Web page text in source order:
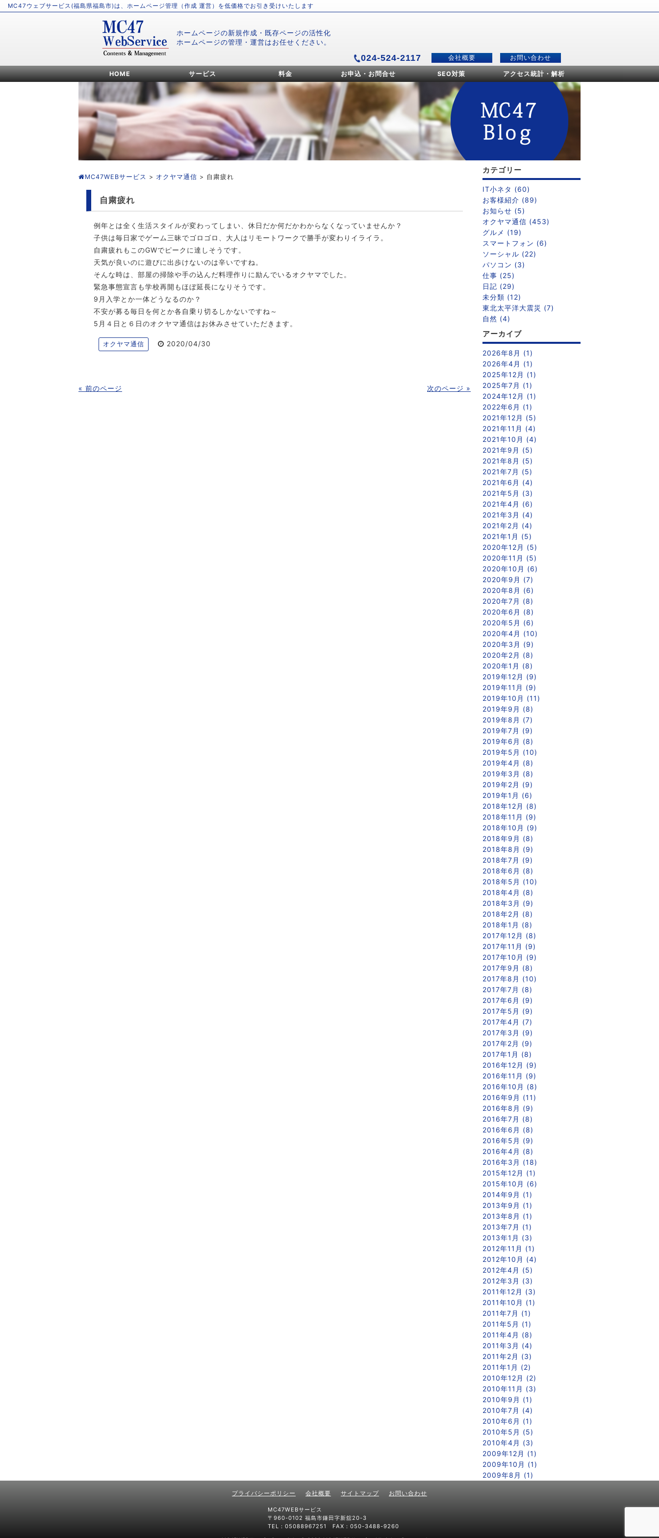
MC47ウェブサービス(福島県福島市)は、ホームページ管理（作成 運営）を低価格でお引き受けいたします
ホームページの新規作成・既存ページの活性化
ホームページの管理・運営はお任せください。
024-524-2117 会社概要 お問い合わせ
HOME サービス 料金 お申込・お問合せ SEO対策 アクセス統計・解析
MC47WEBサービス > オクヤマ通信 > 自粛疲れ
自粛疲れ
例年とは全く生活スタイルが変わってしまい、休日だか何だかわからなくなっていませんか？
子供は毎日家でゲーム三昧でゴロゴロ、大人はリモートワークで勝手が変わりイライラ。
自粛疲れもこのGWでピークに達しそうです。
天気が良いのに遊びに出歩けないのは辛いですね。
そんな時は、部屋の掃除や手の込んだ料理作りに励んでいるオクヤマでした。
緊急事態宣言も学校再開もほぼ延長になりそうです。
9月入学とか一体どうなるのか？
不安が募る毎日を何とか各自乗り切るしかないですね～
5月４日と６日のオクヤマ通信はお休みさせていただきます。
オクヤマ通信 2020/04/30
« 前のページ 次のページ »
カテゴリー
IT小ネタ (60)
お客様紹介 (89)
お知らせ (5)
オクヤマ通信 (453)
グルメ (19)
スマートフォン (6)
ソーシャル (22)
パソコン (3)
仕事 (25)
日記 (29)
未分類 (12)
東北太平洋大震災 (7)
自然 (4)
アーカイブ
2026年8月 (1)
2026年4月 (1)
2025年12月 (1)
2025年7月 (1)
2024年12月 (1)
2022年6月 (1)
2021年12月 (5)
2021年11月 (4)
2021年10月 (4)
2021年9月 (5)
2021年8月 (5)
2021年7月 (5)
2021年6月 (4)
2021年5月 (3)
2021年4月 (6)
2021年3月 (4)
2021年2月 (4)
2021年1月 (5)
2020年12月 (5)
2020年11月 (5)
2020年10月 (6)
2020年9月 (7)
2020年8月 (6)
2020年7月 (8)
2020年6月 (8)
2020年5月 (6)
2020年4月 (10)
2020年3月 (9)
2020年2月 (8)
2020年1月 (8)
2019年12月 (9)
2019年11月 (9)
2019年10月 (11)
2019年9月 (8)
2019年8月 (7)
2019年7月 (9)
2019年6月 (8)
2019年5月 (10)
2019年4月 (8)
2019年3月 (8)
2019年2月 (9)
2019年1月 (6)
2018年12月 (8)
2018年11月 (9)
2018年10月 (9)
2018年9月 (8)
2018年8月 (9)
2018年7月 (9)
2018年6月 (8)
2018年5月 (10)
2018年4月 (8)
2018年3月 (9)
2018年2月 (8)
2018年1月 (8)
2017年12月 (8)
2017年11月 (9)
2017年10月 (9)
2017年9月 (8)
2017年8月 (10)
2017年7月 (8)
2017年6月 (9)
2017年5月 (9)
2017年4月 (7)
2017年3月 (9)
2017年2月 (9)
2017年1月 (8)
2016年12月 (9)
2016年11月 (9)
2016年10月 (8)
2016年9月 (11)
2016年8月 (9)
2016年7月 (8)
2016年6月 (8)
2016年5月 (9)
2016年4月 (8)
2016年3月 (18)
2015年12月 (1)
2015年10月 (6)
2014年9月 (1)
2013年9月 (1)
2013年8月 (1)
2013年7月 (1)
2013年1月 (3)
2012年11月 (1)
2012年10月 (4)
2012年4月 (5)
2012年3月 (3)
2011年12月 (3)
2011年10月 (1)
2011年7月 (1)
2011年5月 (1)
2011年4月 (8)
2011年3月 (4)
2011年2月 (3)
2011年1月 (2)
2010年12月 (2)
2010年11月 (3)
2010年9月 (1)
2010年7月 (4)
2010年6月 (1)
2010年5月 (5)
2010年4月 (3)
2009年12月 (1)
2009年10月 (1)
2009年8月 (1)
プライバシーポリシー 会社概要 サイトマップ お問い合わせ
MC47WEBサービス
〒960-0102 福島市鎌田字新舘20-3
TEL：05088967251 FAX：050-3488-9260